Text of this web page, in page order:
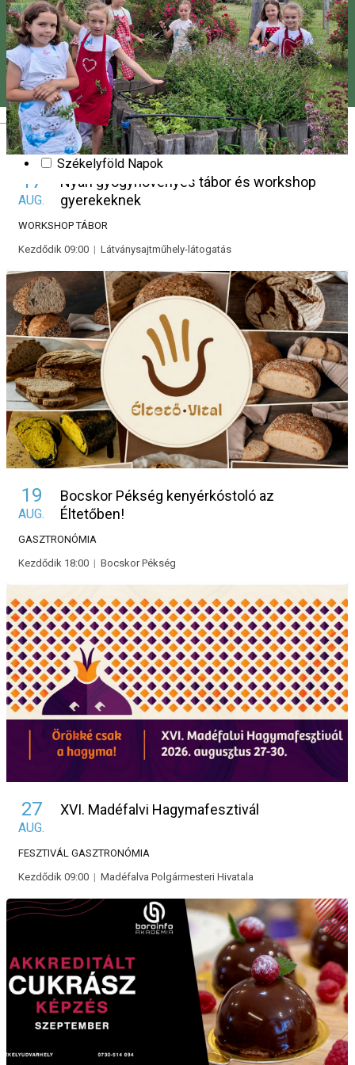
Magyar
Szilveszeter
Pünkösd
Slam poetry
Tánc
Stand up comedy
Vásár
Színház
Valentin-nap (Bálint-nap)
Workshop
Hargitai Megyenapok
Székelyföld Napok
17
AUG.
Nyári gyógynövényes tábor és workshop
gyerekeknek
WORKSHOPTÁBOR
Kezdődik 09:00 | Látványsajtműhely-látogatás
19
AUG.
Bocskor Pékség kenyérkóstoló az
Éltetőben!
GASZTRONÓMIA
Kezdődik 18:00 | Bocskor Pékség
27
AUG.
XVI. Madéfalvi Hagymafesztivál
FESZTIVÁL GASZTRONÓMIA
Kezdődik 09:00 | Madéfalva Polgármesteri Hivatala